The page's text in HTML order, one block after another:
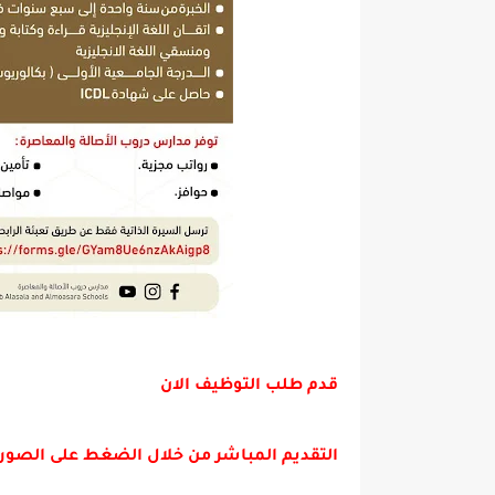
قدم طلب التوظيف الان
التقديم المباشر من خلال الضغط على